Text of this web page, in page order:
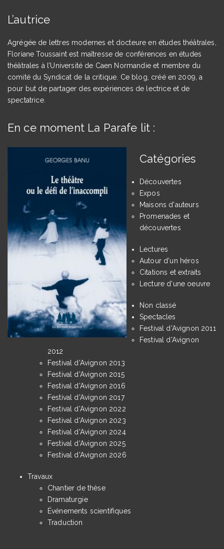
L’autrice
Agrégée de lettres modernes et docteure en études théâtrales,
Floriane Toussaint est maîtresse de conférences en études
théâtrales à l’Université de Caen Normandie et membre du
comité du Syndicat de la critique. Ce blog, créé en 2009, a
pour but de partager des expériences de lectrice et de
spectatrice.
En ce moment La Parafe lit :
Catégories
Découvertes
Expos
Maisons d'auteurs
Promenades et
découvertes
Lectures
Autour d'un héros
Citations et extraits
Lecture d'une oeuvre
Non classé
Spectacles
Festival d'Avignon 2011
Festival d'Avignon
2012
Festival d'Avignon 2013
Festival d'Avignon 2015
Festival d'Avignon 2016
Festival d'Avignon 2017
Festival d'Avignon 2022
Festival d'Avignon 2023
Festival d'Avignon 2024
Festival d'Avignon 2025
Festival d'Avignon 2026
Travaux
Chantier de thèse
Dramaturgie
Événements scientifiques
Traduction